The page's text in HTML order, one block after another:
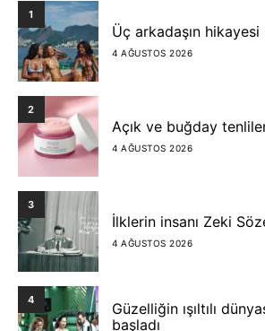
1
Üç arkadaşın hikayesi
4 AĞUSTOS 2026
2
Açık ve buğday
4 AĞUSTOS 2026
3
İlklerin insanı Zeki
4 AĞUSTOS 2026
4
Güzelliğin ışıltılı
başladı